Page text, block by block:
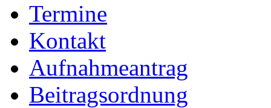
Termine
Kontakt
Aufnahmeantrag
Beitragsordnung